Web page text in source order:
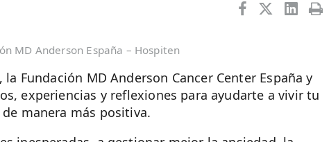
MD Anderson España – Hospiten
Fundación MD Anderson Cancer Center España y
experiencias y reflexiones para ayudarte a vivir tu
manera más positiva.